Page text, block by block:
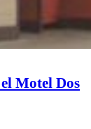
Motel Dos